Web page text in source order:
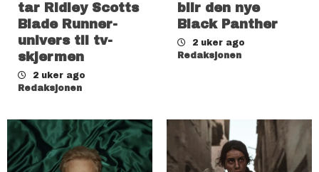
tar Ridley Scotts
Blade Runner-
univers til tv-
skjermen
2 uker ago
Redaksjonen
blir den nye
Black Panther
2 uker ago
Redaksjonen